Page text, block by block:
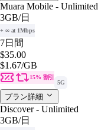
Muara Mobile - Unlimited
3GB/日
+ ∞ at 1Mbps
7日間
$35.00
$1.67/GB
15% 割引
5G
プラン詳細
Discover - Unlimited
3GB/日